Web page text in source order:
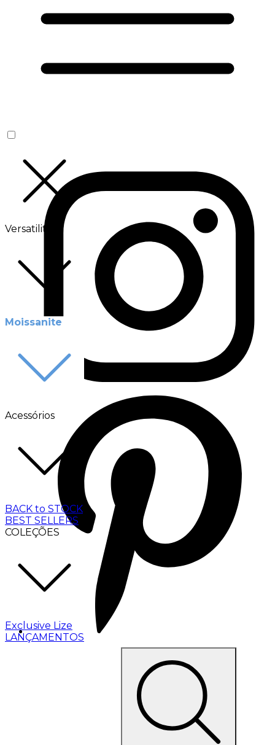
Versatilité
Moissanite
Acessórios
BACK to STOCK
BEST SELLERS
COLEÇÕES
Exclusive Lize
LANÇAMENTOS